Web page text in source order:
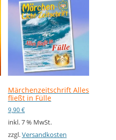
Märchenzeitschrift Alles
fließt in Fülle
9,90€
inkl. 7 % MwSt.
zzgl.Versandkosten